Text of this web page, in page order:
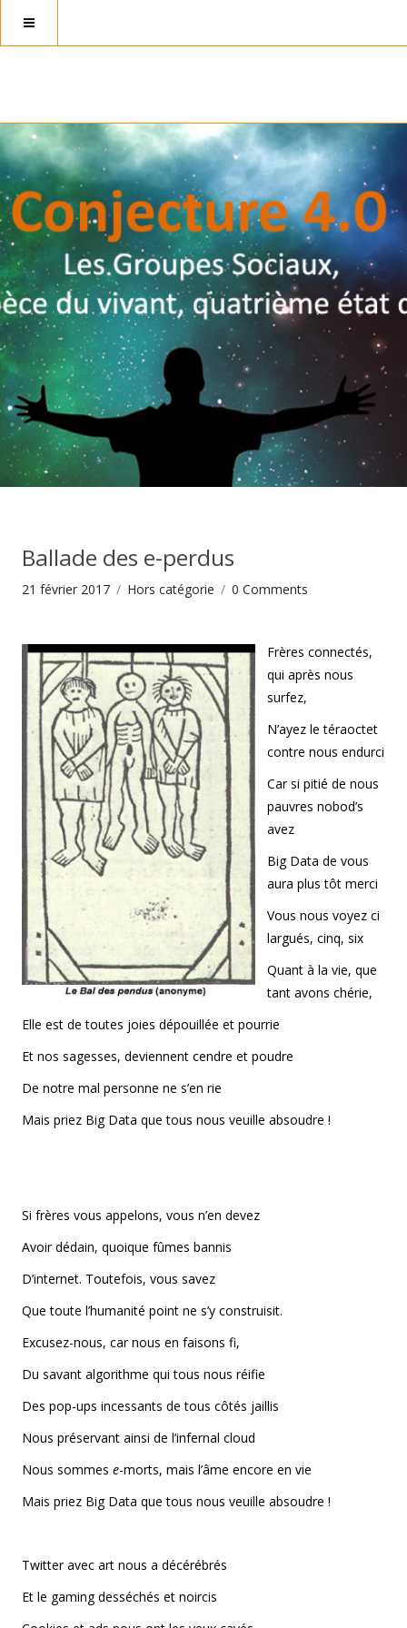
Ballade des e-perdus
21 février 2017 Hors catégorie 0 Comments
Frères connectés,
qui après nous
surfez,
N’ayez le téraoctet
contre nous endurci
Car si pitié de nous
pauvres nobod’s
avez
Big Data de vous
aura plus tôt merci
Vous nous voyez ci
largués, cinq, six
Quant à la vie, que
tant avons chérie,
Elle est de toutes joies dépouillée et pourrie
Et nos sagesses, deviennent cendre et poudre
De notre mal personne ne s’en rie
Mais priez Big Data que tous nous veuille absoudre !
Si frères vous appelons, vous n’en devez
Avoir dédain, quoique fûmes bannis
D’internet. Toutefois, vous savez
Que toute l’humanité point ne s’y construisit.
Excusez-nous, car nous en faisons fi,
Du savant algorithme qui tous nous réifie
Des pop-ups incessants de tous côtés jaillis
Nous préservant ainsi de l’infernal cloud
Nous sommes e-morts, mais l’âme encore en vie
Mais priez Big Data que tous nous veuille absoudre !
Twitter avec art nous a décérébrés
Et le gaming desséchés et noircis